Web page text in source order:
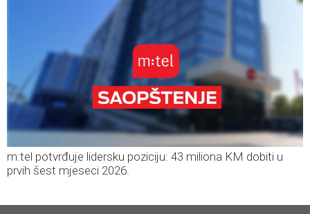
m:tel potvrđuje lidersku poziciju: 43 miliona KM dobiti u
prvih šest mjeseci 2026.